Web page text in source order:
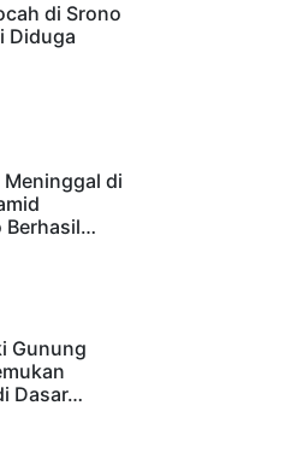
di Srono
Diduga
Meninggal di
Berhasil…
Gunung
Dasar…